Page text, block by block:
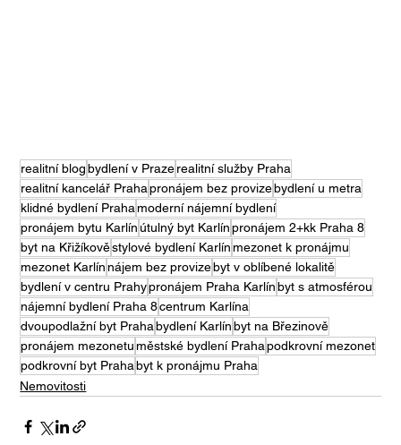
realitní blog bydlení v Prazerealitní služby Praha
realitní kancelář Prahapronájem bez provizebydlení u metra
klidné bydlení Prahamoderní nájemní bydlení
pronájem bytu Karlín útulný byt Karlín pronájem 2+kk Praha 8
byt na Křižíkověstylové bydlení Karlín mezonet k pronájmu
mezonet Karlín nájem bez provizebyt v oblíbené lokalitě
bydlení v centru Prahypronájem Praha Karlín byt s atmosférou
nájemní bydlení Praha 8centrum Karlína
dvoupodlažní byt Prahabydlení Karlín byt na Březinově
pronájem mezonetu městské bydlení Prahapodkrovní mezonet
podkrovní byt Prahabyt k pronájmu Praha
Nemovitosti